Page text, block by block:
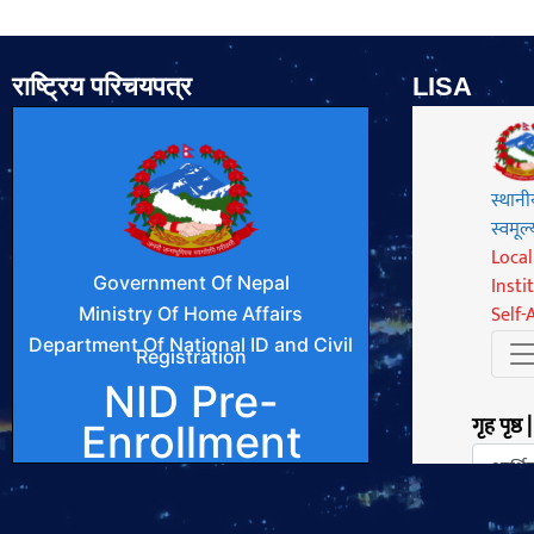
राष्ट्रिय परिचयपत्र LISA